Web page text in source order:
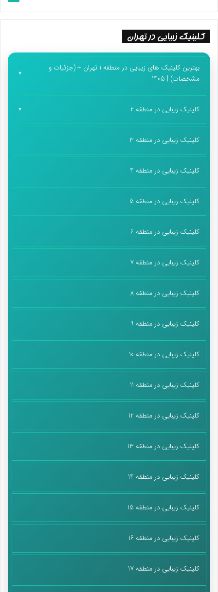
کلینیک زیبایی در تهران
بهترین کلینیک های زیبایی در منطقه 1 تهران + (جزئیات و
مشخصات) | 1405
کلینیک زیبایی در منطقه 2
کلینیک زیبایی در منطقه 3
کلینیک زیبایی در منطقه 4
کلینیک زیبایی در منطقه 5
کلینیک زیبایی در منطقه 6
کلینیک زیبایی در منطقه 7
کلینیک زیبایی در منطقه 8
کلینیک زیبایی در منطقه 9
کلینیک زیبایی در منطقه 10
کلینیک زیبایی در منطقه 11
کلینیک زیبایی در منطقه 12
کلینیک زیبایی در منطقه 13
کلینیک زیبایی در منطقه 14
کلینیک زیبایی در منطقه 15
کلینیک زیبایی در منطقه 16
کلینیک زیبایی در منطقه 17